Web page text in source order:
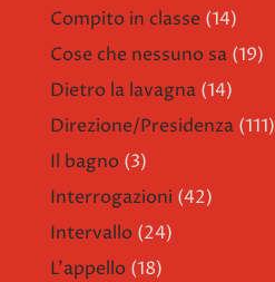
Compito in classe (14)
Cose che nessuno sa (19)
Dietro la lavagna (14)
Direzione/Presidenza (111)
Il bagno (3)
Interrogazioni (42)
Intervallo (24)
L'appello (18)